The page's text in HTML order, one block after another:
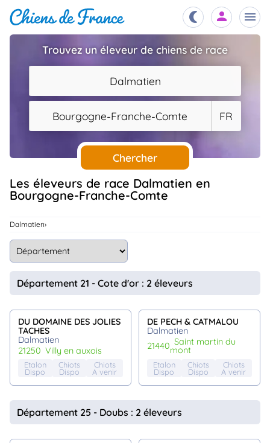
Chiots
Éleveurs
Étalons
Chiens
Services
..
Assurances
Connexion
Trouvez un éleveur de chiens de race
Dalmatien
Bourgogne-Franche-Comte FR
Chercher
Les éleveurs de race Dalmatien en
Bourgogne-Franche-Comte
Dalmatien
Département 21 - Cote d'or : 2 éleveurs
DU DOMAINE DES JOLIES
TACHES
Dalmatien
21250
villy en auxois
Etalon
Dispo
Chiots
Dispo
Chiots
A venir
DE PECH & CATMALOU
Dalmatien
21440 saint martin du
mont
Etalon
Dispo
Chiots
Dispo
Chiots
A venir
Département 25 - Doubs : 2 éleveurs